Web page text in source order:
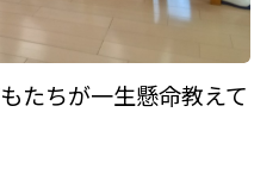
たちが一生懸命教えて